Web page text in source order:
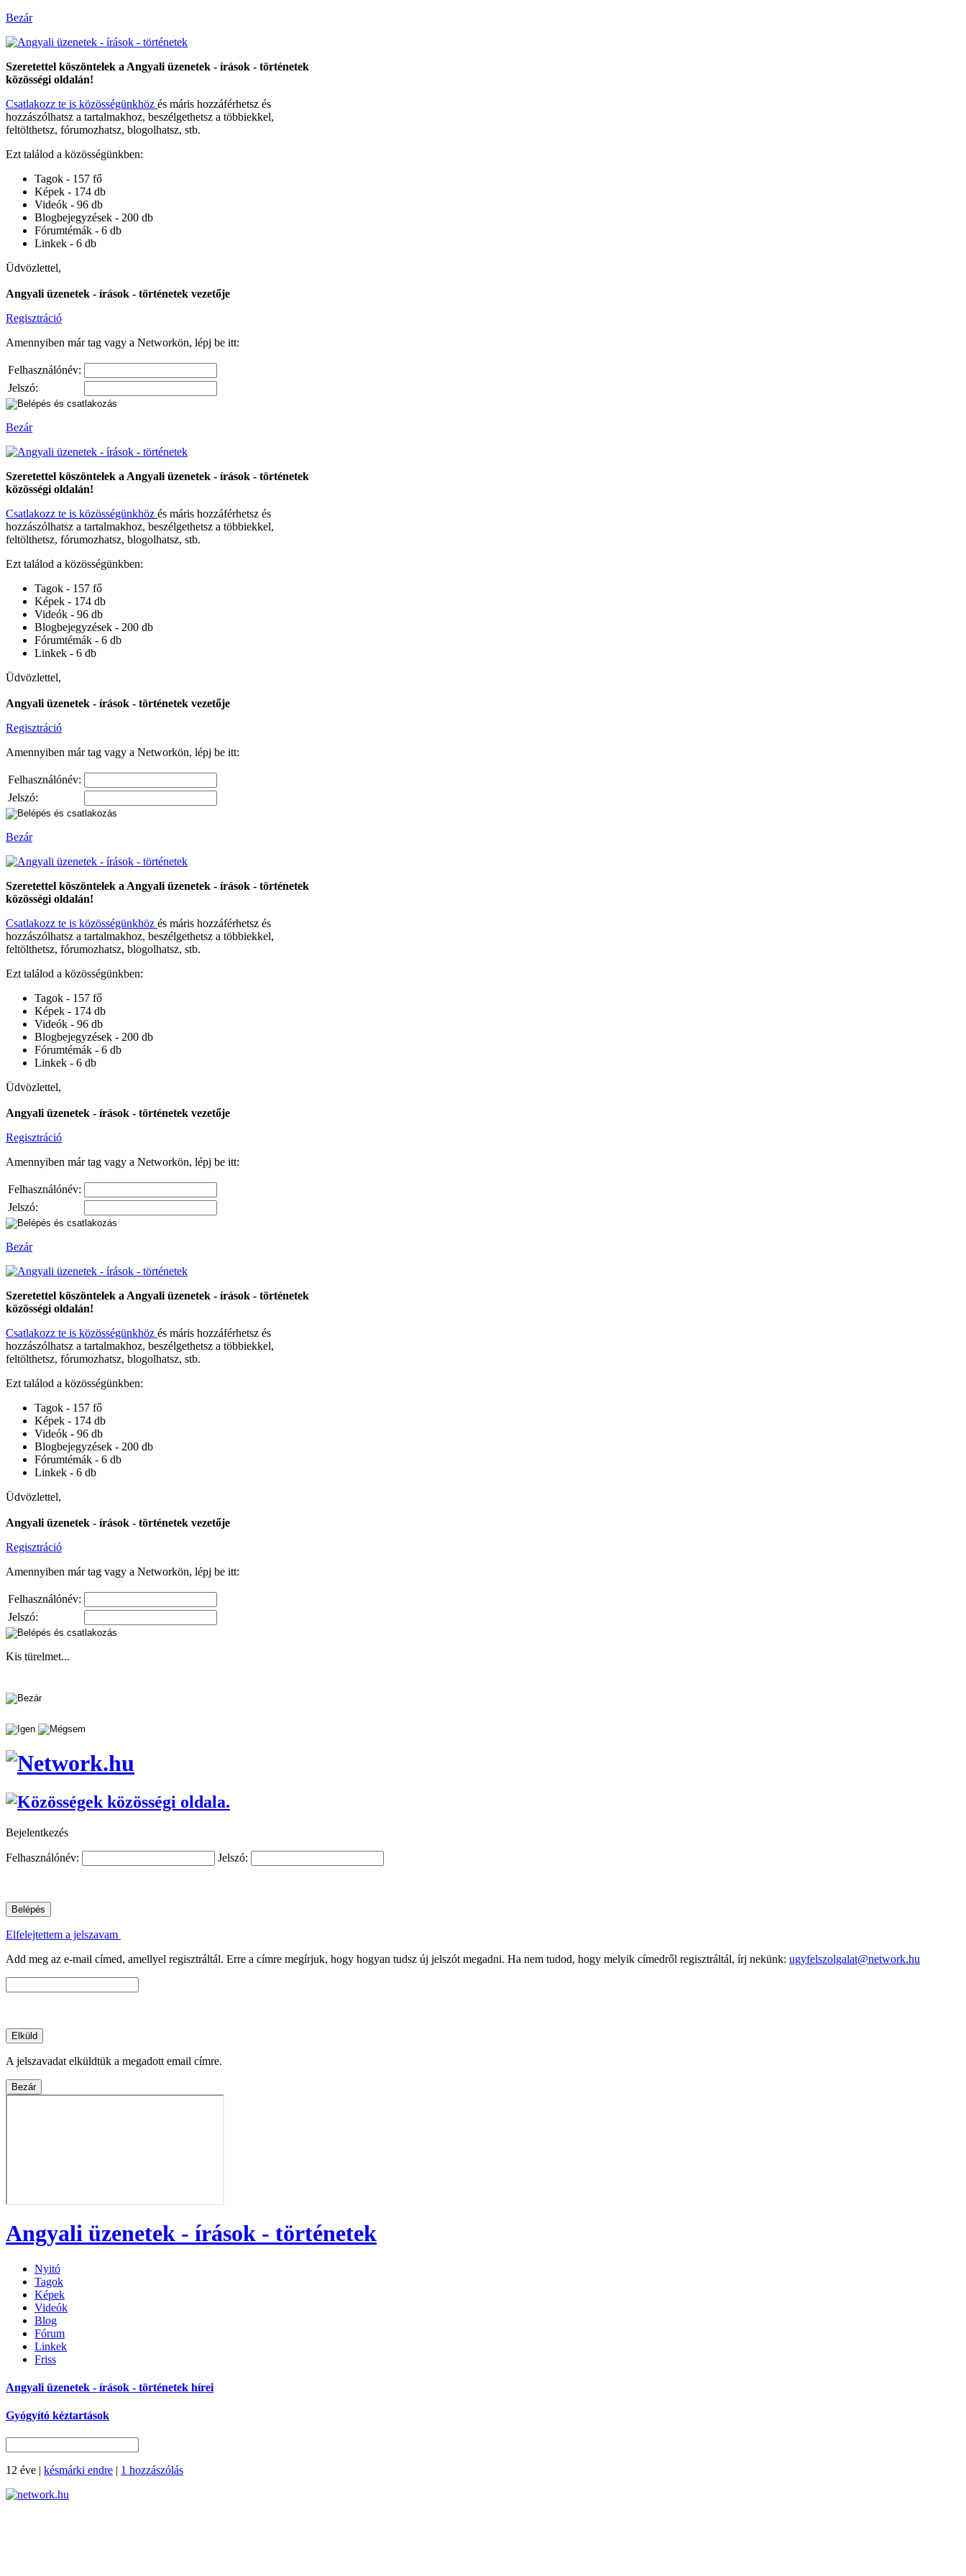
Bezár
Szeretettel köszöntelek a Angyali üzenetek - írások - történetek
közösségi oldalán!
Csatlakozz te is közösségünkhöz és máris hozzáférhetsz és
hozzászólhatsz a tartalmakhoz, beszélgethetsz a többiekkel,
feltölthetsz, fórumozhatsz, blogolhatsz, stb.
Ezt találod a közösségünkben:
Tagok - 157 fő
Képek - 174 db
Videók - 96 db
Blogbejegyzések - 200 db
Fórumtémák - 6 db
Linkek - 6 db
Üdvözlettel,
Angyali üzenetek - írások - történetek vezetője
Regisztráció
Amennyiben már tag vagy a Networkön, lépj be itt:
Felhasználónév:
Jelszó:
Bezár
Szeretettel köszöntelek a Angyali üzenetek - írások - történetek
közösségi oldalán!
Csatlakozz te is közösségünkhöz és máris hozzáférhetsz és
hozzászólhatsz a tartalmakhoz, beszélgethetsz a többiekkel,
feltölthetsz, fórumozhatsz, blogolhatsz, stb.
Ezt találod a közösségünkben:
Tagok - 157 fő
Képek - 174 db
Videók - 96 db
Blogbejegyzések - 200 db
Fórumtémák - 6 db
Linkek - 6 db
Üdvözlettel,
Angyali üzenetek - írások - történetek vezetője
Regisztráció
Amennyiben már tag vagy a Networkön, lépj be itt:
Felhasználónév:
Jelszó:
Bezár
Szeretettel köszöntelek a Angyali üzenetek - írások - történetek
közösségi oldalán!
Csatlakozz te is közösségünkhöz és máris hozzáférhetsz és
hozzászólhatsz a tartalmakhoz, beszélgethetsz a többiekkel,
feltölthetsz, fórumozhatsz, blogolhatsz, stb.
Ezt találod a közösségünkben:
Tagok - 157 fő
Képek - 174 db
Videók - 96 db
Blogbejegyzések - 200 db
Fórumtémák - 6 db
Linkek - 6 db
Üdvözlettel,
Angyali üzenetek - írások - történetek vezetője
Regisztráció
Amennyiben már tag vagy a Networkön, lépj be itt:
Felhasználónév:
Jelszó:
Bezár
Szeretettel köszöntelek a Angyali üzenetek - írások - történetek
közösségi oldalán!
Csatlakozz te is közösségünkhöz és máris hozzáférhetsz és
hozzászólhatsz a tartalmakhoz, beszélgethetsz a többiekkel,
feltölthetsz, fórumozhatsz, blogolhatsz, stb.
Ezt találod a közösségünkben:
Tagok - 157 fő
Képek - 174 db
Videók - 96 db
Blogbejegyzések - 200 db
Fórumtémák - 6 db
Linkek - 6 db
Üdvözlettel,
Angyali üzenetek - írások - történetek vezetője
Regisztráció
Amennyiben már tag vagy a Networkön, lépj be itt:
Felhasználónév:
Jelszó:
Kis türelmet...
Bejelentkezés
Felhasználónév: Jelszó:
Elfelejtettem a jelszavam
Add meg az e-mail címed, amellyel regisztráltál. Erre a címre megírjuk, hogy hogyan tudsz új jelszót megadni. Ha nem tudod, hogy melyik címedről regisztráltál, írj nekünk: ugyfelszolgalat@network.hu
A jelszavadat elküldtük a megadott email címre.
Angyali üzenetek - írások - történetek
Nyitó
Tagok
Képek
Videók
Blog
Fórum
Linkek
Friss
Angyali üzenetek - írások - történetek hírei
Gyógyító kéztartások
12 éve | késmárki endre | 1 hozzászólás